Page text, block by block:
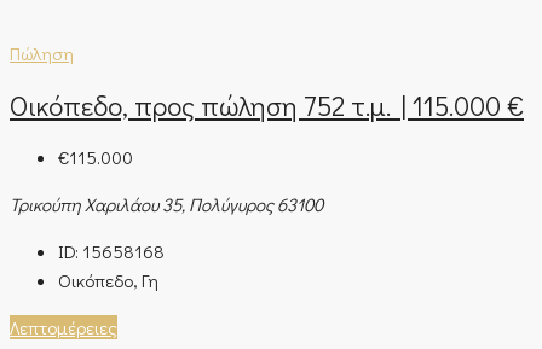
Πώληση
Οικόπεδο, προς πώληση 752 τ.μ. | 115.000 €
€115.000
Τρικούπη Χαριλάου 35, Πολύγυρος 63100
ID: 15658168
Οικόπεδο, Γη
Λεπτομέρειες